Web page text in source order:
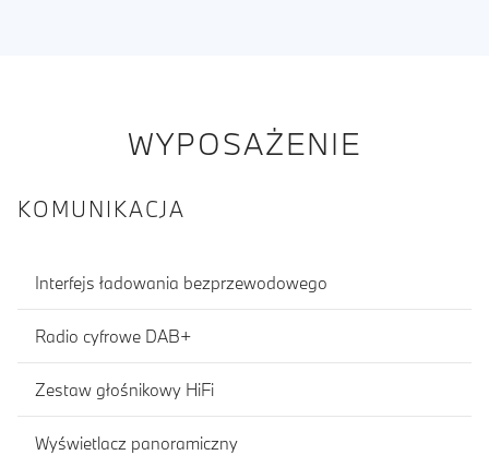
WYPOSAŻENIE
KOMUNIKACJA
Interfejs ładowania bezprzewodowego
Radio cyfrowe DAB+
Zestaw głośnikowy HiFi
Wyświetlacz panoramiczny